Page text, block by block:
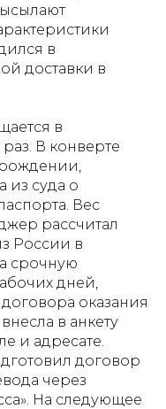
в
доставки в
в
В конверте
из суда о
Вес
рассчитал
России в
срочную
дней,
оказания
в анкету
и адресате.
договор
через
На следующее